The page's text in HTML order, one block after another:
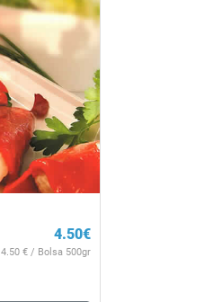
4.50€
4.50 € / Bolsa 500gr